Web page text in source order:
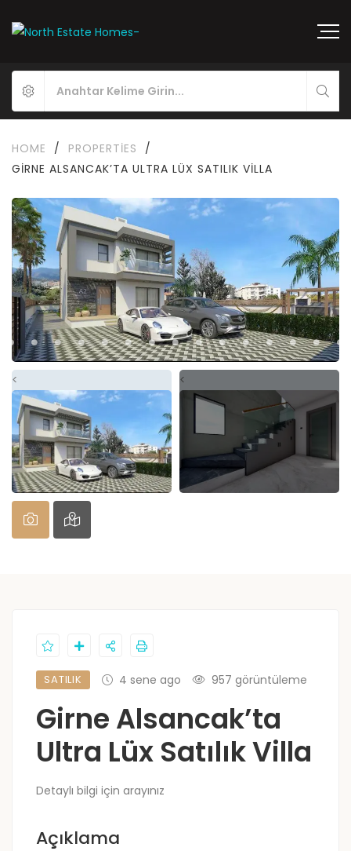
HOME / PROPERTIES
/
GIRNE ALSANCAK’TA ULTRA LÜX SATILIK VILLA
< <
SATILIK 4 sene ago 957 görüntüleme
Girne Alsancak’ta
Ultra Lüx Satılık Villa
Detaylı bilgi için arayınız
Açıklama